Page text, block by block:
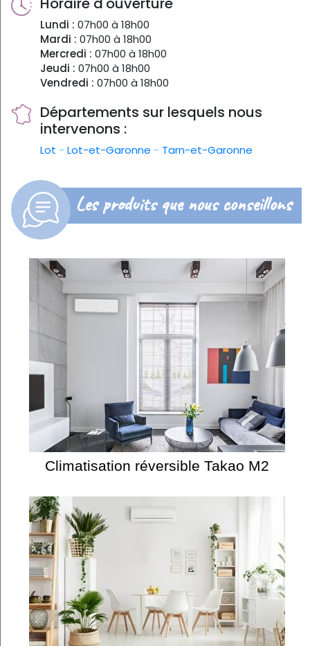
Lundi : 07h00 à 18h00
Mardi : 07h00 à 18h00
Mercredi : 07h00 à 18h00
Jeudi : 07h00 à 18h00
Vendredi : 07h00 à 18h00
Départements sur lesquels nous
intervenons :
Lot - Lot-et-Garonne - Tarn-et-Garonne
Les produits que nous conseillons
Climatisation réversible Takao M2